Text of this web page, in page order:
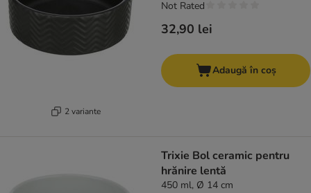
2 variante
32,90 lei
Not Rated
Adaugă în coș
Trixie Bol ceramic pentru
hrănire lentă
450 ml, Ø 14 cm